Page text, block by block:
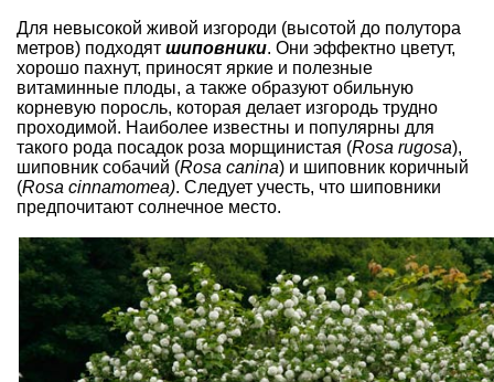
Для невысокой живой изгороди (высотой до полутора
метров) подходят шиповники. Они эффектно цветут,
хорошо пахнут, приносят яркие и полезные
витаминные плоды, а также образуют обильную
корневую поросль, которая делает изгородь трудно
проходимой. Наиболее известны и популярны для
такого рода посадок роза морщинистая (Rosa rugosa),
шиповник собачий (Rosa canina) и шиповник коричный
(Rosa cinnamomea). Следует учесть, что шиповники
предпочитают солнечное место.